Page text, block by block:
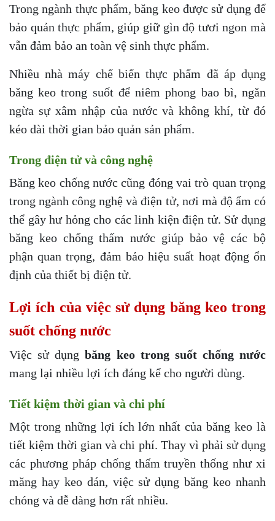
Trong ngành thực phẩm, băng keo được sử dụng để
bảo quản thực phẩm, giúp giữ gìn độ tươi ngon mà
vẫn đảm bảo an toàn vệ sinh thực phẩm.
Nhiều nhà máy chế biến thực phẩm đã áp dụng
băng keo trong suốt để niêm phong bao bì, ngăn
ngừa sự xâm nhập của nước và không khí, từ đó
kéo dài thời gian bảo quản sản phẩm.
Trong điện tử và công nghệ
Băng keo chống nước cũng đóng vai trò quan trọng
trong ngành công nghệ và điện tử, nơi mà độ ẩm có
thể gây hư hỏng cho các linh kiện điện tử. Sử dụng
băng keo chống thấm nước giúp bảo vệ các bộ
phận quan trọng, đảm bảo hiệu suất hoạt động ổn
định của thiết bị điện tử.
Lợi ích của việc sử dụng băng keo trong
suốt chống nước
Việc sử dụngbăng keo trong suốt chống nước
mang lại nhiều lợi ích đáng kể cho người dùng.
Tiết kiệm thời gian và chi phí
Một trong những lợi ích lớn nhất của băng keo là
tiết kiệm thời gian và chi phí. Thay vì phải sử dụng
các phương pháp chống thấm truyền thống như xi
măng hay keo dán, việc sử dụng băng keo nhanh
chóng và dễ dàng hơn rất nhiều.